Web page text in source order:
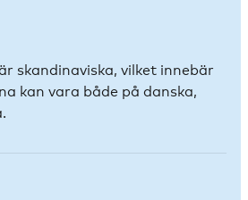
skandinaviska, vilket innebär
kan vara både på danska,